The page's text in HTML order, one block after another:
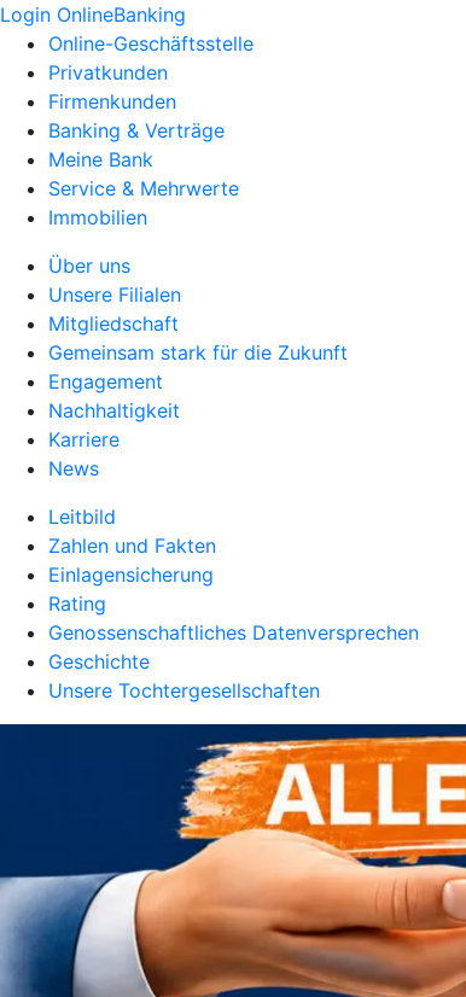
Login OnlineBanking
Online-Geschäftsstelle
Privatkunden
Firmenkunden
Banking & Verträge
Meine Bank
Service & Mehrwerte
Immobilien
Über uns
Unsere Filialen
Mitgliedschaft
Gemeinsam stark für die Zukunft
Engagement
Nachhaltigkeit
Karriere
News
Leitbild
Zahlen und Fakten
Einlagensicherung
Rating
Genossenschaftliches Datenversprechen
Geschichte
Unsere Tochtergesellschaften